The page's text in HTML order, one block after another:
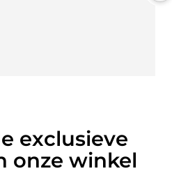
exclusieve
onze winkel